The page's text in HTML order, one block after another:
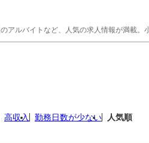
アルバイトなど、人気の求人情報が満載。
高収入 勤務日数が少ない 人気順